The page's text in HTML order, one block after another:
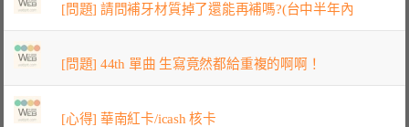
[問題] 請問補牙材質掉了還能再補嗎?(台中半年內
[問題] 44th 單曲 生寫竟然都給重複的啊啊！
[心得] 華南紅卡/icash 核卡